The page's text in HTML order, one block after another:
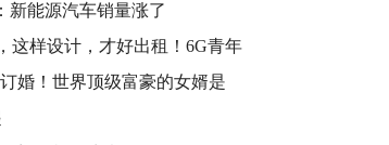
新能源汽车销量涨了
这样设计，才好出租！6G青年
婚！世界顶级富豪的女婿是